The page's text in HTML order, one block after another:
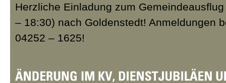
Herzliche Einladung zum
– 18:30) nach Goldenstedt! Anmeldungen
04252 – 1625!